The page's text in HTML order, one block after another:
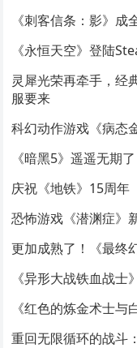
《刺客信条：影》
《永恒天空》登陆
灵犀光荣再牵手，经
服要来
科幻动作游戏《病态
《暗黑5》遥遥无期
庆祝《地铁》15周年
恐怖游戏《潜渊症》
更加成熟了！《最终
《异形大战铁血战士
《红色的炼金术士
重回无限循环的战斗